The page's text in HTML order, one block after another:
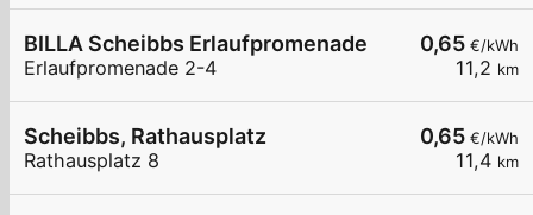
0,65 €/kWh
11,2 km
BILLA Scheibbs Erlaufpromenade
Erlaufpromenade 2-4
0,65 €/kWh
11,4 km
Scheibbs, Rathausplatz
Rathausplatz 8